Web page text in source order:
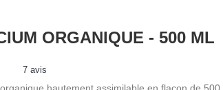
ORGANIQUE - 500 ML
7 avis